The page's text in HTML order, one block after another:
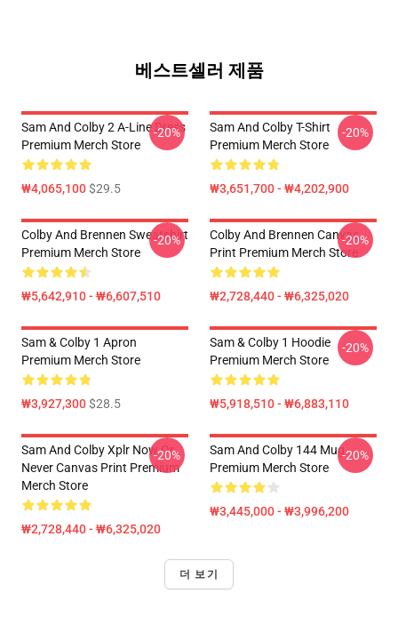
베스트셀러 제품
Sam And Colby 2 A-Line Dress
Premium Merch Store
₩4,065,100$29.5
-20%
Sam And Colby T-Shirt
Premium Merch Store
₩3,651,700 - ₩4,202,900
-20%
Colby And Brennen Sweatshirt
Premium Merch Store
₩5,642,910 - ₩6,607,510
-20%
Colby And Brennen Canvas
Print Premium Merch Store
₩2,728,440 - ₩6,325,020
-20%
Sam & Colby 1 Apron
Premium Merch Store
₩3,927,300$28.5
Sam & Colby 1 Hoodie
Premium Merch Store
₩5,918,510 - ₩6,883,110
-20%
Sam And Colby Xplr Now Or
Never Canvas Print Premium
Merch Store
₩2,728,440 - ₩6,325,020
-20%
Sam And Colby 144 Mug
Premium Merch Store
₩3,445,000 - ₩3,996,200
-20%
더 보기